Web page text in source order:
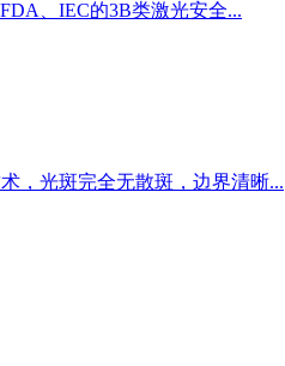
、IEC的3B类激光安全...
，光斑完全无散斑，边界清晰...